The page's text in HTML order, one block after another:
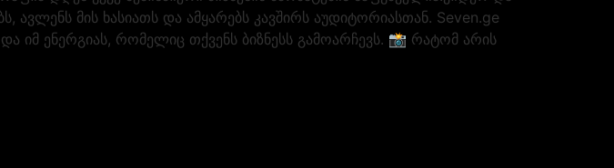
მის ხასიათს და ამყარებს კავშირს აუდიტორიასთან. Seven.ge
იმ ენერგიას, რომელიც თქვენს ბიზნესს გამოარჩევს. 📸 რატომ არის